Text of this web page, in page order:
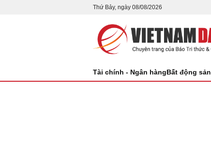
Thứ Bảy, ngày 08/08/2026
Tài chính - Ngân hàngBất động sản